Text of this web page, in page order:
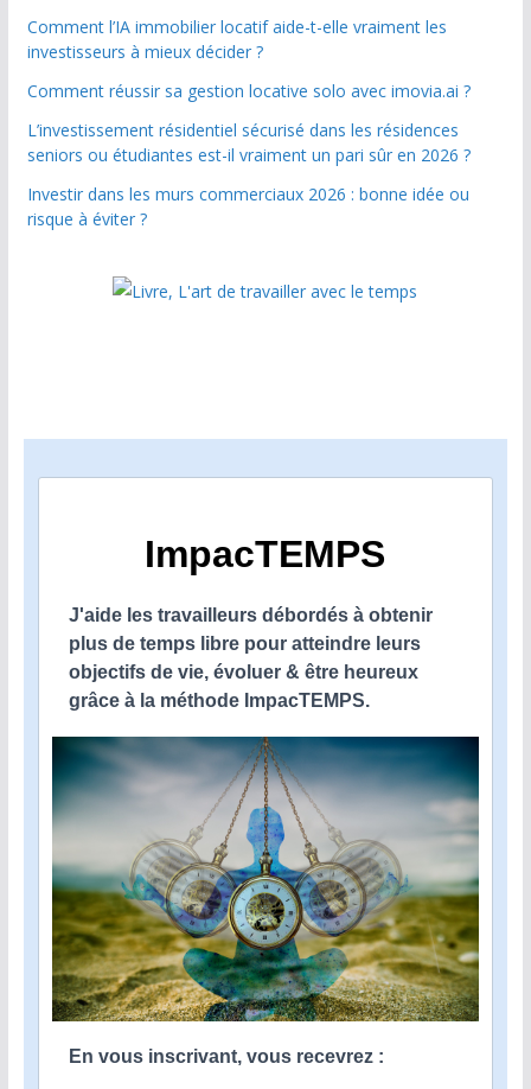
Comment l’IA immobilier locatif aide-t-elle vraiment les
investisseurs à mieux décider ?
Comment réussir sa gestion locative solo avec imovia.ai ?
L’investissement résidentiel sécurisé dans les résidences
seniors ou étudiantes est-il vraiment un pari sûr en 2026 ?
Investir dans les murs commerciaux 2026 : bonne idée ou
risque à éviter ?
ImpacTEMPS
J'aide les travailleurs débordés à obtenir
plus de temps libre pour atteindre leurs
objectifs de vie, évoluer & être heureux
grâce à la méthode ImpacTEMPS.
En vous inscrivant, vous recevrez :